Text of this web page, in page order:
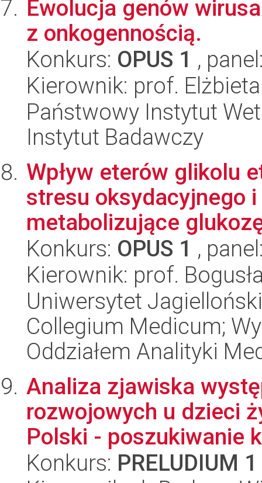
Ewolucja genów
z onkogennością.
Konkurs: OPUS 1 ,
Kierownik: prof.
Państwowy Instytut
Instytut Badawczy
Wpływ eterów glikolu
stresu oksydacyjnego
metabolizujące
Konkurs: OPUS 1 ,
Kierownik: prof.
Uniwersytet
Collegium Medicum;
Oddziałem Analityki
Analiza zjawiska
rozwojowych u dzieci
Polski - poszukiwanie
Konkurs: PRELUDIUM 1